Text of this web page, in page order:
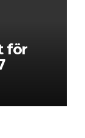
för